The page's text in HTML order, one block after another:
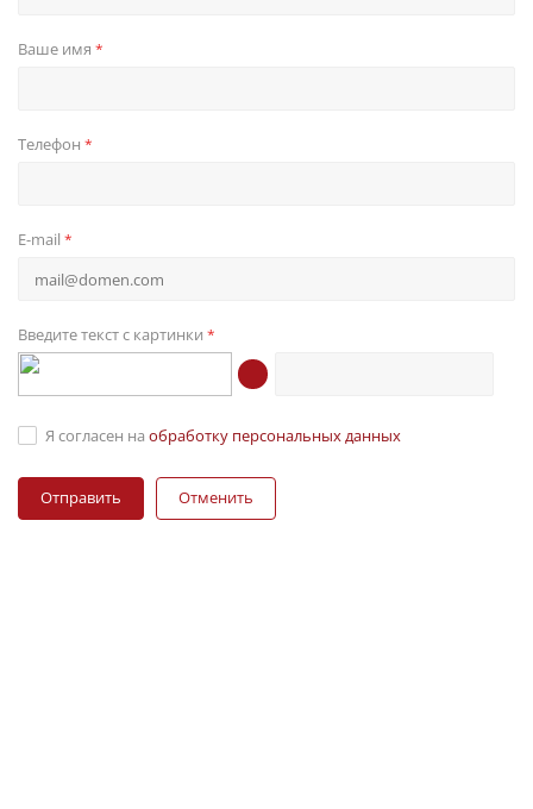
Ваше имя *
Телефон *
E-mail *
Введите текст с картинки *
Я согласен на обработку персональных данных
Отменить